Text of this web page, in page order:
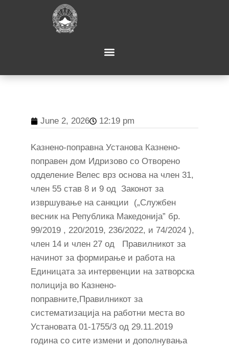
June 2, 2026 12:19 pm
Kазнено-поправна Установа Казнено-
поправен дом Идризово со Отворено
одделение Велес врз основа на член 31,
член 55 став 8 и 9 од Законот за
извршување на санкции („Службен
весник на Република Македонија” бр.
99/2019 , 220/2019, 236/2022, и 74/2024 ),
член 14 и член 27 од Правилникот за
начинот за формирање и работа на
Единицата за интервенции на затворска
полиција во Казнено-
поправните,Правилникот за
систематизација на работни места во
Установата 01-1755/3 од 29.11.2019
година со сите измени и дополнувања